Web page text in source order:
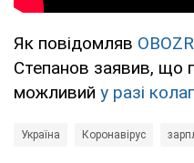
Як повідомляв
Степанов заявив, що
можливий у разі
Україна Коронавірус